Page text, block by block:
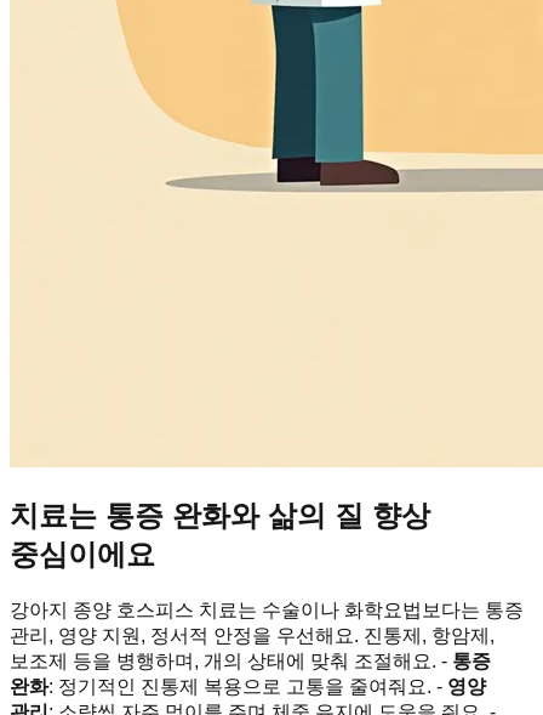
치료는 통증 완화와 삶의 질 향상
중심이에요
강아지 종양 호스피스 치료는 수술이나 화학요법보다는 통증
관리, 영양 지원, 정서적 안정을 우선해요. 진통제, 항암제,
보조제 등을 병행하며, 개의 상태에 맞춰 조절해요. - 통증
완화: 정기적인 진통제 복용으로 고통을 줄여줘요. - 영양